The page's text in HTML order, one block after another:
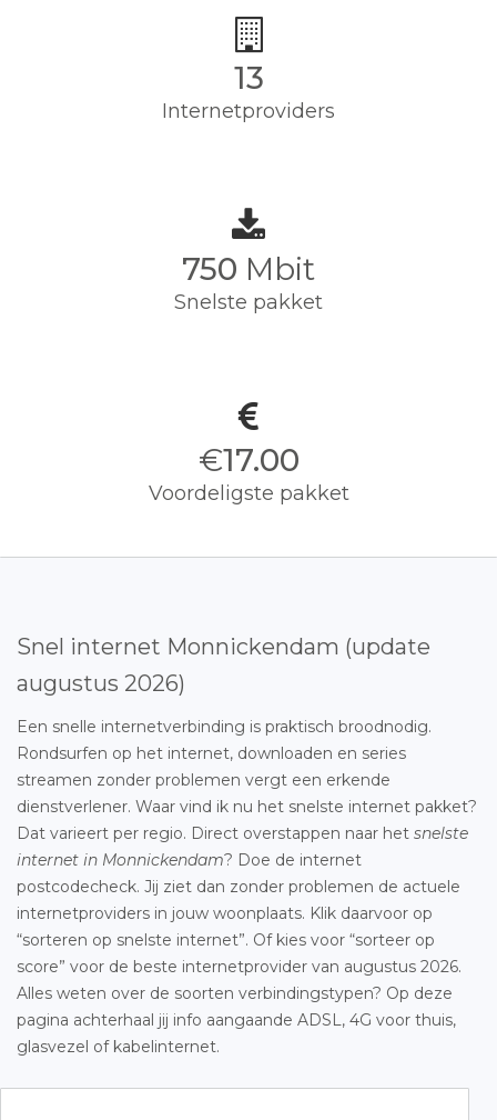
13
Internetproviders
750 Mbit
Snelste pakket
€17.00
Voordeligste pakket
Snel internet Monnickendam (update
augustus 2026)
Een snelle internetverbinding is praktisch broodnodig.
Rondsurfen op het internet, downloaden en series
streamen zonder problemen vergt een erkende
dienstverlener. Waar vind ik nu het snelste internet pakket?
Dat varieert per regio. Direct overstappen naar het snelste
internet in Monnickendam? Doe de internet
postcodecheck. Jij ziet dan zonder problemen de actuele
internetproviders in jouw woonplaats. Klik daarvoor op
“sorteren op snelste internet”. Of kies voor “sorteer op
score” voor de beste internetprovider van augustus 2026.
Alles weten over de soorten verbindingstypen? Op deze
pagina achterhaal jij info aangaande ADSL, 4G voor thuis,
glasvezel of kabelinternet.